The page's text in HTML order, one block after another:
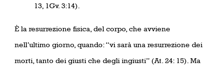
13, 1Gv. 3:14).
È la resurrezione fisica, del corpo, che avviene
nell’ultimo giorno, quando: “vi sarà una resurrezione dei
morti, tanto dei giusti che degli ingiusti” (At. 24: 15). Ma